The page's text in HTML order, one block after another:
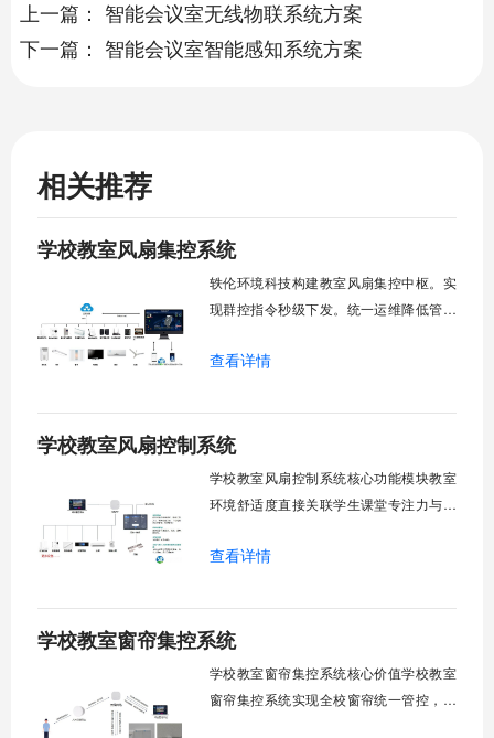
上一篇： 智能会议室无线物联系统方案
下一篇： 智能会议室智能感知系统方案
相关推荐
学校教室风扇集控系统
轶伦环境科技构建教室风扇集控中枢。实
现群控指令秒级下发。统一运维降低管理
巡检盲区。保障教学环境温湿度适宜。数
块清单：远程集中控制。智能定时调度。
环境自适应调节。能耗监测统计。故障预
查看详情
学校教室风扇控制系统
学校教室风扇控制系统核心功能模块教室
环境舒适度直接关联学生课堂专注力与学
领域，打造教室风扇控制系统，实现温度
分组联动、安全防护六大模块一体化运
行，为学校提供精细化风扇管理方案。
查看详情
学校教室窗帘集控系统
学校教室窗帘集控系统核心价值学校教室
窗帘集控系统实现全校窗帘统一管控，提